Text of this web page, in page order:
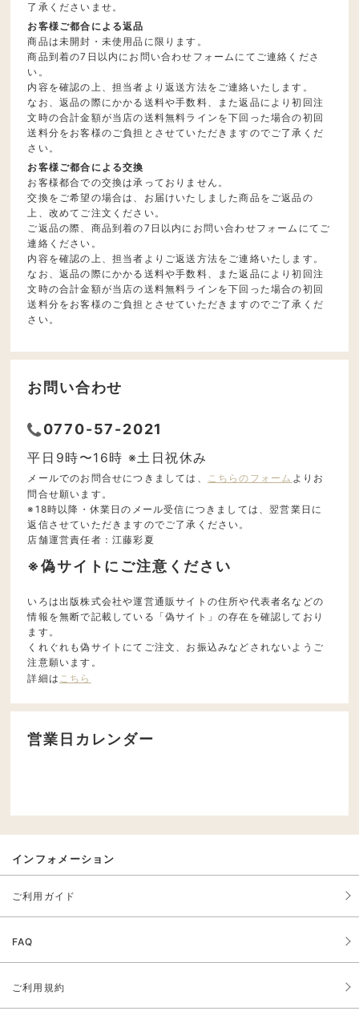
了承くださいませ。
お客様ご都合による返品
商品は未開封・未使用品に限ります。
商品到着の7日以内にお問い合わせフォームにてご連絡くださ
い。
内容を確認の上、担当者より返送方法をご連絡いたします。
なお、返品の際にかかる送料や手数料、また返品により初回注
文時の合計金額が当店の送料無料ラインを下回った場合の初回
送料分をお客様のご負担とさせていただきますのでご了承くだ
さい。
お客様ご都合による交換
お客様都合での交換は承っておりません。
交換をご希望の場合は、お届けいたしました商品をご返品の
上、改めてご注文ください。
ご返品の際、商品到着の7日以内にお問い合わせフォームにてご
連絡ください。
内容を確認の上、担当者よりご返送方法をご連絡いたします。
なお、返品の際にかかる送料や手数料、また返品により初回注
文時の合計金額が当店の送料無料ラインを下回った場合の初回
送料分をお客様のご負担とさせていただきますのでご了承くだ
さい。
お問い合わせ
0770-57-2021
平日9時〜16時 ※土日祝休み
メールでのお問合せにつきましては、 こちらのフォーム よりお
問合せ願います。
※18時以降・休業日のメール受信につきましては、翌営業日に
返信させていただきますのでご了承ください。
店舗運営責任者：江藤彩夏
※偽サイトにご注意ください
いろは出版株式会社や運営通販サイトの住所や代表者名などの
情報を無断で記載している「偽サイト」の存在を確認しており
ます。
くれぐれも偽サイトにてご注文、お振込みなどされないようご
注意願います。
詳細は こちら
営業日カレンダー
インフォメーション
ご利用ガイド
FAQ
ご利用規約